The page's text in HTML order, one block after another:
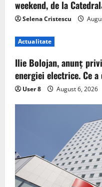
weekend, de la
Selena Cristescu
Actualitate
Ilie Bolojan, anunț
energiei electrice. Ce a
User 8 August 6, 2026